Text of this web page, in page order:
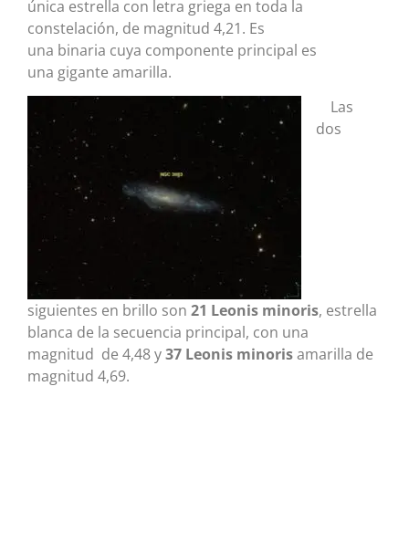
única estrella con letra griega en toda la
constelación, de magnitud 4,21. Es
una binaria cuya componente principal es
una gigante amarilla.
Las
dos
siguientes en brillo son 21 Leonis minoris, estrella
blanca de la secuencia principal, con una
magnitud de 4,48 y37 Leonis minorisamarilla de
magnitud 4,69.